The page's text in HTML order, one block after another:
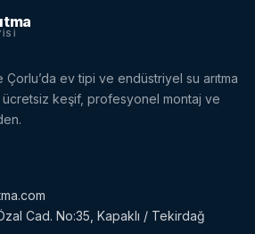
ev tipi ve endüstriyel su arıtma
ücretsiz keşif, profesyonel montaj ve
Cad. No:35, Kapaklı / Tekirdağ